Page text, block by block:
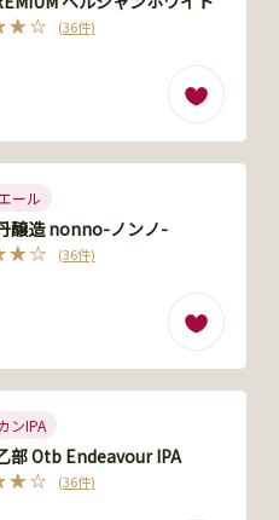
(36件)
ール
醸造 nonno-ノンノ-
(36件)
ンIPA
部 Otb Endeavour IPA
(36件)